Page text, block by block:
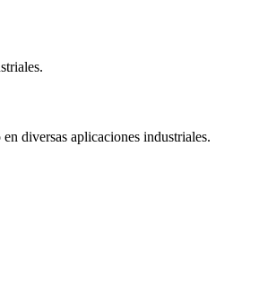
diversas aplicaciones industriales.